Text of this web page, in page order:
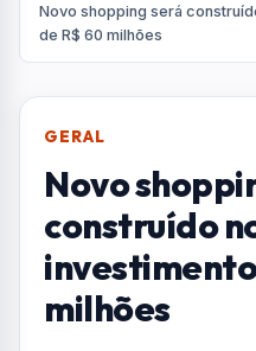
Novo shopping será
de R$ 60 milhões
GERAL
Novo
construído
milhões